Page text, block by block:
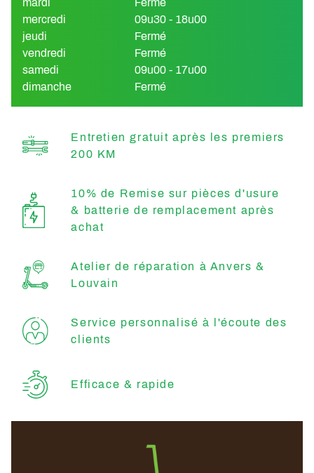
mercredi
09u30 - 18u00
jeudi
Fermé
vendredi
Fermé
samedi
09u00 - 17u00
dimanche
Fermé
Entretien gratuit après les premiers
200 KM
10% de Remise sur pièces d'usure
& batterie de remplacement après
achat
Atelier de réparation à Anvers &
Louvain
Service personnalisé à l'écoute des
clients
Efficace & rapide